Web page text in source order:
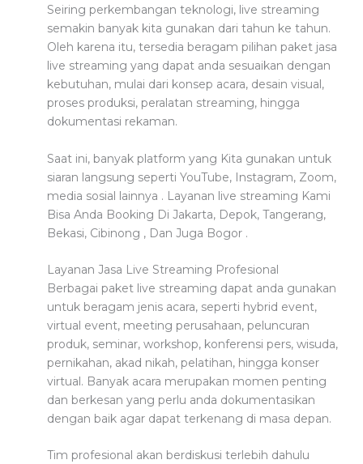
Seiring perkembangan teknologi, live streaming
semakin banyak kita gunakan dari tahun ke tahun.
Oleh karena itu, tersedia beragam pilihan paket jasa
live streaming yang dapat anda sesuaikan dengan
kebutuhan, mulai dari konsep acara, desain visual,
proses produksi, peralatan streaming, hingga
dokumentasi rekaman.
Saat ini, banyak platform yang Kita gunakan untuk
siaran langsung seperti YouTube, Instagram, Zoom,
media sosial lainnya . Layanan live streaming Kami
Bisa Anda Booking Di Jakarta, Depok, Tangerang,
Bekasi, Cibinong , Dan Juga Bogor .
Layanan Jasa Live Streaming Profesional
Berbagai paket live streaming dapat anda gunakan
untuk beragam jenis acara, seperti hybrid event,
virtual event, meeting perusahaan, peluncuran
produk, seminar, workshop, konferensi pers, wisuda,
pernikahan, akad nikah, pelatihan, hingga konser
virtual. Banyak acara merupakan momen penting
dan berkesan yang perlu anda dokumentasikan
dengan baik agar dapat terkenang di masa depan.
Tim profesional akan berdiskusi terlebih dahulu